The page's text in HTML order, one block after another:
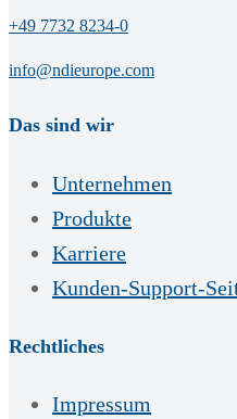
+49 7732 8234-0
info@ndieurope.com
Das sind wir
Unternehmen
Produkte
Karriere
Kunden-Support-
Rechtliches
Impressum